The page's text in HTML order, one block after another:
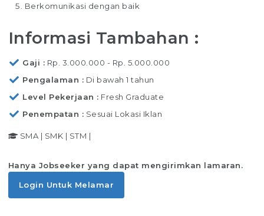
Berkomunikasi dengan baik
Informasi Tambahan :
Gaji
Rp. 3.000.000 - Rp. 5.000.000
Pengalaman
Di bawah 1 tahun
Level Pekerjaan
Fresh Graduate
Penempatan
Sesuai Lokasi Iklan
SMA | SMK | STM |
Hanya Jobseeker yang dapat mengirimkan lamaran.
Login Untuk Melamar